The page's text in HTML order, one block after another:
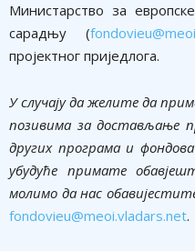
Министарство за
сарадњу (
пројектног приједлога.
У случају да желите да
позивима за достављање
других програма и
убудуће примате
молимо да нас
fondovieu@meoi.vladars.net.